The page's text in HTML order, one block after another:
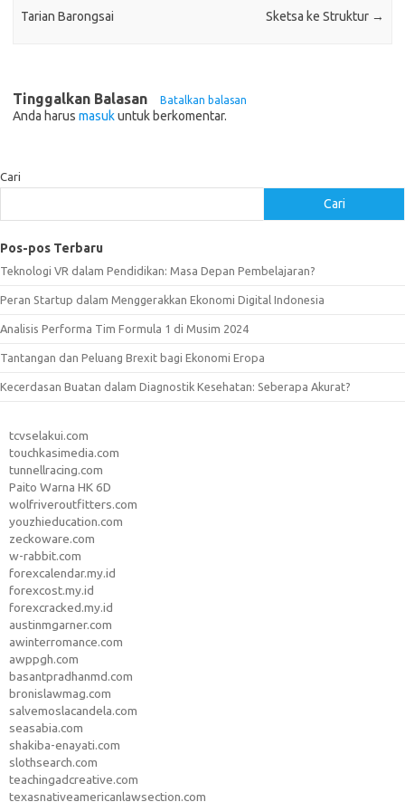
Tarian Barongsai
Sketsa ke Struktur →
Tinggalkan Balasan Batalkan balasan
Anda harus masukuntuk berkomentar.
Cari
Cari
Pos-pos Terbaru
Teknologi VR dalam Pendidikan: Masa Depan Pembelajaran?
Peran Startup dalam Menggerakkan Ekonomi Digital Indonesia
Analisis Performa Tim Formula 1 di Musim 2024
Tantangan dan Peluang Brexit bagi Ekonomi Eropa
Kecerdasan Buatan dalam Diagnostik Kesehatan: Seberapa Akurat?
tcvselakui.com
touchkasimedia.com
tunnellracing.com
Paito Warna HK 6D
wolfriveroutfitters.com
youzhieducation.com
zeckoware.com
w-rabbit.com
forexcalendar.my.id
forexcost.my.id
forexcracked.my.id
austinmgarner.com
awinterromance.com
awppgh.com
basantpradhanmd.com
bronislawmag.com
salvemoslacandela.com
seasabia.com
shakiba-enayati.com
slothsearch.com
teachingadcreative.com
texasnativeamericanlawsection.com